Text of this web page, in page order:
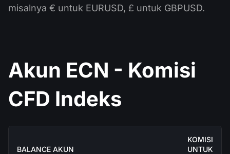
misalnya € untuk EURUSD, £ untuk GBPUSD.
Akun ECN - Komisi
CFD Indeks
BALANCE AKUN
KOMISI
UNTUK